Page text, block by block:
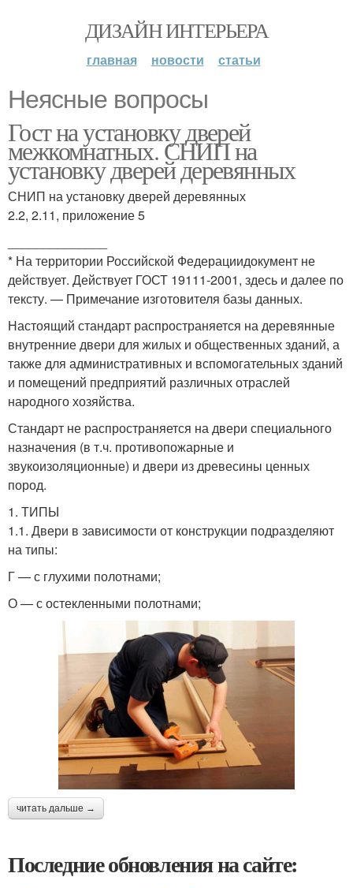
ДИЗАЙН ИНТЕРЬЕРА
главная новости статьи
Неясные вопросы
Гост на установку дверей
межкомнатных. СНИП на
установку дверей деревянных
СНИП на установку дверей деревянных
2.2, 2.11, приложение 5
* На территории Российской Федерациидокумент не
действует. Действует ГОСТ 19111-2001, здесь и далее по
тексту. — Примечание изготовителя базы данных.
Настоящий стандарт распространяется на деревянные
внутренние двери для жилых и общественных зданий, а
также для административных и вспомогательных зданий
и помещений предприятий различных отраслей
народного хозяйства.
Стандарт не распространяется на двери специального
назначения (в т.ч. противопожарные и
звукоизоляционные) и двери из древесины ценных
пород.
1. ТИПЫ
1.1. Двери в зависимости от конструкции подразделяют
на типы:
Г — с глухими полотнами;
О — с остекленными полотнами;
читать дальше →
Последние обновления на сайте: